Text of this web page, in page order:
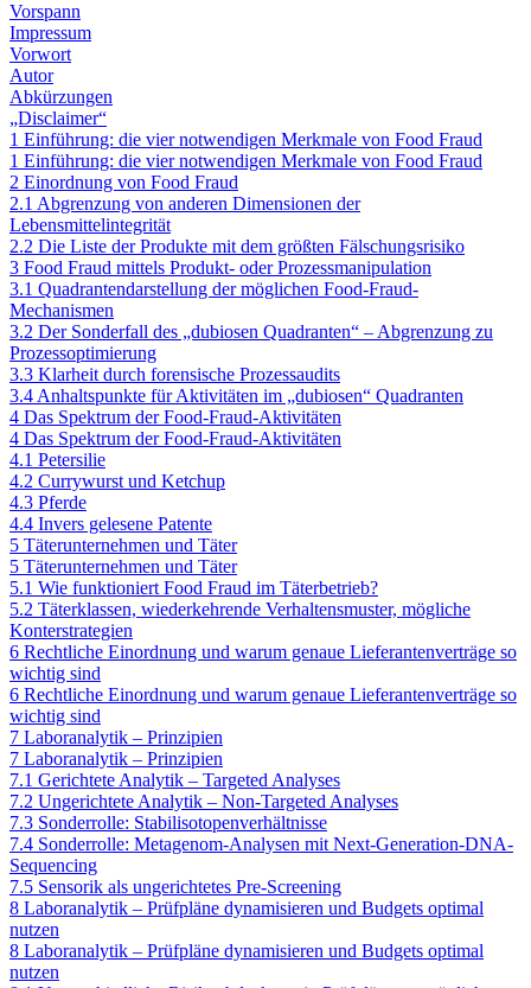
Vorspann
Impressum
Vorwort
Autor
Abkürzungen
„Disclaimer“
1 Einführung: die vier notwendigen Merkmale von Food Fraud
1 Einführung: die vier notwendigen Merkmale von Food Fraud
2 Einordnung von Food Fraud
2.1 Abgrenzung von anderen Dimensionen der
Lebensmittelintegrität
2.2 Die Liste der Produkte mit dem größten Fälschungsrisiko
3 Food Fraud mittels Produkt- oder Prozessmanipulation
3.1 Quadrantendarstellung der möglichen Food-Fraud-
Mechanismen
3.2 Der Sonderfall des „dubiosen Quadranten“ – Abgrenzung zu
Prozessoptimierung
3.3 Klarheit durch forensische Prozessaudits
3.4 Anhaltspunkte für Aktivitäten im „dubiosen“ Quadranten
4 Das Spektrum der Food-Fraud-Aktivitäten
4 Das Spektrum der Food-Fraud-Aktivitäten
4.1 Petersilie
4.2 Currywurst und Ketchup
4.3 Pferde
4.4 Invers gelesene Patente
5 Täterunternehmen und Täter
5 Täterunternehmen und Täter
5.1 Wie funktioniert Food Fraud im Täterbetrieb?
5.2 Täterklassen, wiederkehrende Verhaltensmuster, mögliche
Konterstrategien
6 Rechtliche Einordnung und warum genaue Lieferantenverträge so
wichtig sind
6 Rechtliche Einordnung und warum genaue Lieferantenverträge so
wichtig sind
7 Laboranalytik – Prinzipien
7 Laboranalytik – Prinzipien
7.1 Gerichtete Analytik – Targeted Analyses
7.2 Ungerichtete Analytik – Non-Targeted Analyses
7.3 Sonderrolle: Stabilisotopenverhältnisse
7.4 Sonderrolle: Metagenom-Analysen mit Next-Generation-DNA-
Sequencing
7.5 Sensorik als ungerichtetes Pre-Screening
8 Laboranalytik – Prüfpläne dynamisieren und Budgets optimal
nutzen
8 Laboranalytik – Prüfpläne dynamisieren und Budgets optimal
nutzen